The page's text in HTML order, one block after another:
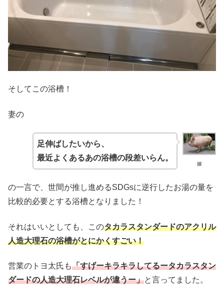
そしてこの浴槽！
妻の
嫁
足伸ばしたいから、
最近よくあるあの浴槽の段差いらん。
の一言で、世間が推し進めるSDGsに逆行したお湯の量を
比較的必要とする浴槽となりました！
それはいいとしても、このタカラスタンダードのアクリル
人造大理石の浴槽がとにかくすごい！
営業のトヨ太氏も「すげーキラキラしてるータカラスタン
ダードの人造大理石レベルが違うー」と言ってました。